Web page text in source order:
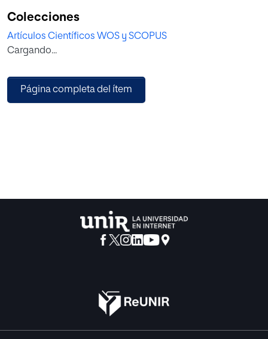
cuestionario de metas de logro en estudiantes de la
mención de Educación Física de la Universidad de
Granada, y comparar con variables deportivas,
a 140 estudiantes de la especialidad antes mencionada de
dos centros universitarios. Los resultados mostraron que
estrategias motivacionales en aras de reconducir a aquel
alumnado proclive a la evitación, para fomentar en la
medida de lo posible el compromiso y adherencia de
Colecciones
Artículos Científicos WOS y SCOPUS
Cargando...
Página completa del ítem